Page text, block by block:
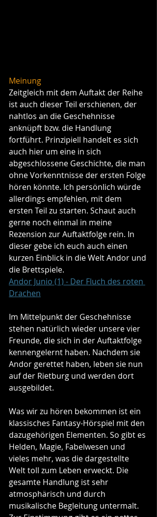
Meinung
Zeitgleich mit dem Auftakt der Reihe
ist auch dieser Teil erschienen, der
nahtlos an die Geschehnisse
anknüpft bzw. die Handlung
fortführt. Prinzipiell handelt es sich
auch hier um eine in sich
abgeschlossene Geschichte, die man
ohne Vorkenntnisse der ersten Folge
hören könnte. Ich persönlich würde
allerdings empfehlen, mit dem
ersten Teil zu starten. Schaut auch
gerne noch einmal in meine
Rezension zur Auftaktfolge rein. In
dieser gebe ich euch auch einen
kurzen Einblick in die Welt Andor und
die Brettspiele.
Andor Junio (1) - Der Fluch des roten
Drachen
Im Mittelpunkt der Geschehnisse
stehen natürlich wieder unsere vier
Freunde, die sich in der Auftaktfolge
kennengelernt haben. Nachdem sie
Andor gerettet haben, leben sie nun
auf der Rietburg und werden dort
ausgebildet.
Was wir zu hören bekommen ist ein
klassisches Fantasy-Hörspiel mit den
dazugehörigen Elementen. So gibt es
Helden, Magie, Fabelwesen und
vieles mehr, was die dargestellte
Welt toll zum Leben erweckt. Die
gesamte Handlung ist sehr
atmosphärisch und durch
musikalische Begleitung untermalt.